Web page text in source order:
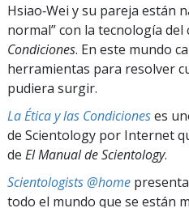
Hsiao‑Wei y su pareja están
normal” con la tecnología del
Condiciones. En este mundo
herramientas para resolver
pudiera surgir.
La Ética y las Condicioneses
de Scientology por Internet
de El Manual de Scientology.
Scientologists @home
todo el mundo que se están